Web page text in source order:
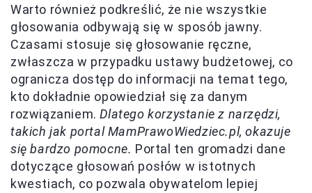
Warto również podkreślić, że nie wszystkie
głosowania odbywają się w sposób jawny.
Czasami stosuje się głosowanie ręczne,
zwłaszcza w przypadku ustawy budżetowej, co
ogranicza dostęp do informacji na temat tego,
kto dokładnie opowiedział się za danym
rozwiązaniem.Dlatego korzystanie z narzędzi,
takich jak portal MamPrawoWiedziec.pl, okazuje
się bardzo pomocne. Portal ten gromadzi dane
dotyczące głosowań posłów w istotnych
kwestiach, co pozwala obywatelom lepiej